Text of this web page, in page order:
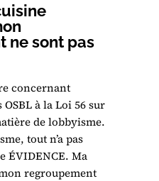
ne sont pas
concernant
OSBL à la Loi 56 sur
de lobbyisme.
tout n’a pas
ÉVIDENCE. Ma
regroupement